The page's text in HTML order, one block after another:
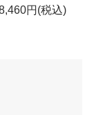
円(税込)